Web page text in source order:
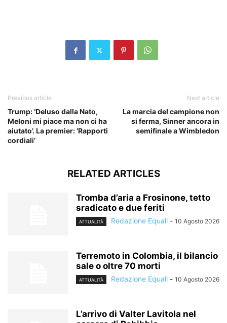
Previous article
Trump: ‘Deluso dalla Nato,
Meloni mi piace ma non ci ha
aiutato’. La premier: ‘Rapporti
cordiali’
Next article
La marcia del campione non
si ferma, Sinner ancora in
semifinale a Wimbledon
RELATED ARTICLES
Tromba d’aria a Frosinone, tetto
sradicato e due feriti
ATTUALITÀ Redazione Equall - 10 Agosto 2026
Terremoto in Colombia, il bilancio
sale o oltre 70 morti
ATTUALITÀ Redazione Equall - 10 Agosto 2026
L’arrivo di Valter Lavitola nel